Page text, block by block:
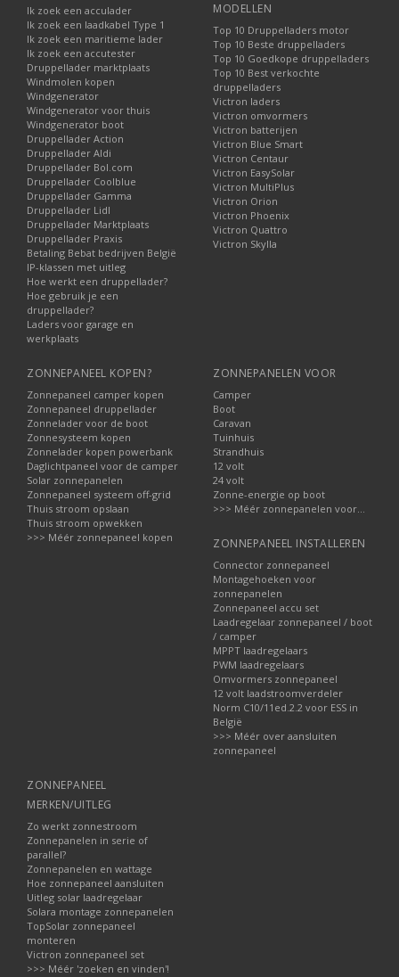
Ik zoek een acculader
Ik zoek een laadkabel Type 1
Ik zoek een maritieme lader
Ik zoek een accutester
Druppellader marktplaats
Windmolen kopen
Windgenerator
Windgenerator voor thuis
Windgenerator boot
Druppellader Action
Druppellader Aldi
Druppellader Bol.com
Druppellader Coolblue
Druppellader Gamma
Druppellader Lidl
Druppellader Marktplaats
Druppellader Praxis
Betaling Bebat bedrijven België
IP-klassen met uitleg
Hoe werkt een druppellader?
Hoe gebruik je een
druppellader?
Laders voor garage en
werkplaats
MODELLEN
Top 10 Druppelladers motor
Top 10 Beste druppelladers
Top 10 Goedkope druppelladers
Top 10 Best verkochte
druppelladers
Victron laders
Victron omvormers
Victron batterijen
Victron Blue Smart
Victron Centaur
Victron EasySolar
Victron MultiPlus
Victron Orion
Victron Phoenix
Victron Quattro
Victron Skylla
ZONNEPANEEL KOPEN?
Zonnepaneel camper kopen
Zonnepaneel druppellader
Zonnelader voor de boot
Zonnesysteem kopen
Zonnelader kopen powerbank
Daglichtpaneel voor de camper
Solar zonnepanelen
Zonnepaneel systeem off-grid
Thuis stroom opslaan
Thuis stroom opwekken
>>> Méér zonnepaneel kopen
ZONNEPANELEN VOOR
Camper
Boot
Caravan
Tuinhuis
Strandhuis
12 volt
24 volt
Zonne-energie op boot
>>> Méér zonnepanelen voor...
ZONNEPANEEL INSTALLEREN
Connector zonnepaneel
Montagehoeken voor
zonnepanelen
Zonnepaneel accu set
Laadregelaar zonnepaneel / boot
/ camper
MPPT laadregelaars
PWM laadregelaars
Omvormers zonnepaneel
12 volt laadstroomverdeler
Norm C10/11ed.2.2 voor ESS in
België
>>> Méér over aansluiten
zonnepaneel
ZONNEPANEEL
MERKEN/UITLEG
Zo werkt zonnestroom
Zonnepanelen in serie of
parallel?
Zonnepanelen en wattage
Hoe zonnepaneel aansluiten
Uitleg solar laadregelaar
Solara montage zonnepanelen
TopSolar zonnepaneel
monteren
Victron zonnepaneel set
>>> Méér 'zoeken en vinden'!